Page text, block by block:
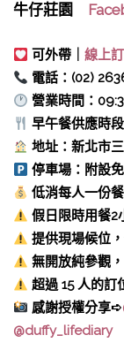
牛仔莊園
可外帶｜線上
電話：(02)
營業時間：
早午餐供應時
地址：新北市
停車場：附設
低消每人一份
假日限時用餐2
提供現場候位
無開放純參觀
超過 15 人的訂
感謝授權分享➪
@duffy_lifediary